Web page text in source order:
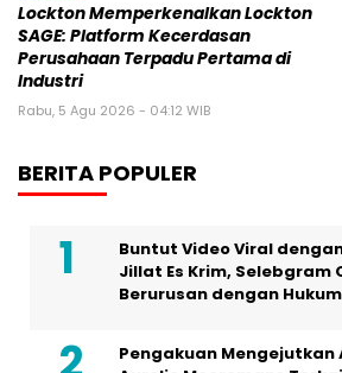
Lockton Memperkenalkan Lockton
SAGE: Platform Kecerdasan
Perusahaan Terpadu Pertama di
Industri
Rabu, 5 Agu 2026 - 04:12 WIB
BERITA POPULER
Buntut Video Viral
Jillat Es Krim, Selebgram
Berurusan dengan Hukum
Pengakuan Mengejutkan